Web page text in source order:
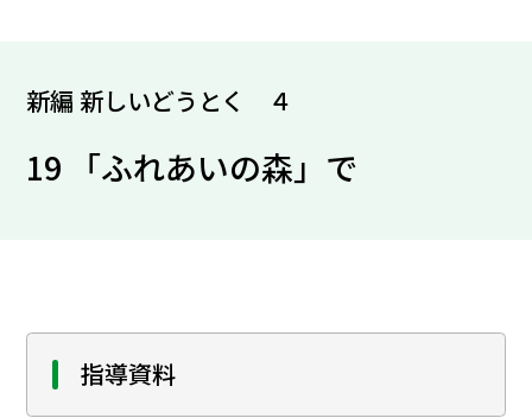
新編 新しいどうとく ４
19 「ふれあいの森」で
指導資料